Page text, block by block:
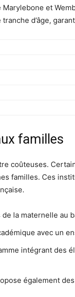
et
d’âge,
familles
coûteuses.
familles. Ces
la maternelle au
avec un
intégrant des
également